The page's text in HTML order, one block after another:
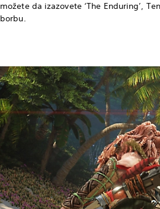
možete da izazovete ‘The Enduring’,
borbu.